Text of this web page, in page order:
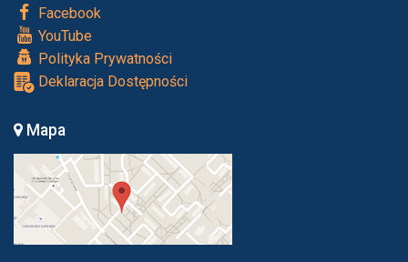
Facebook
YouTube
Polityka Prywatności
Deklaracja Dostępności
Mapa